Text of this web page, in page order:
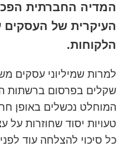
המדיה החברתית
העיקרית של
הלקוחות.
למרות שמיליוני עסקים
שקלים בפרסום ברשתות
המוחלט נכשלים באופן
טעויות יסוד שחוזרות על
כל סיכוי להצלחה עוד